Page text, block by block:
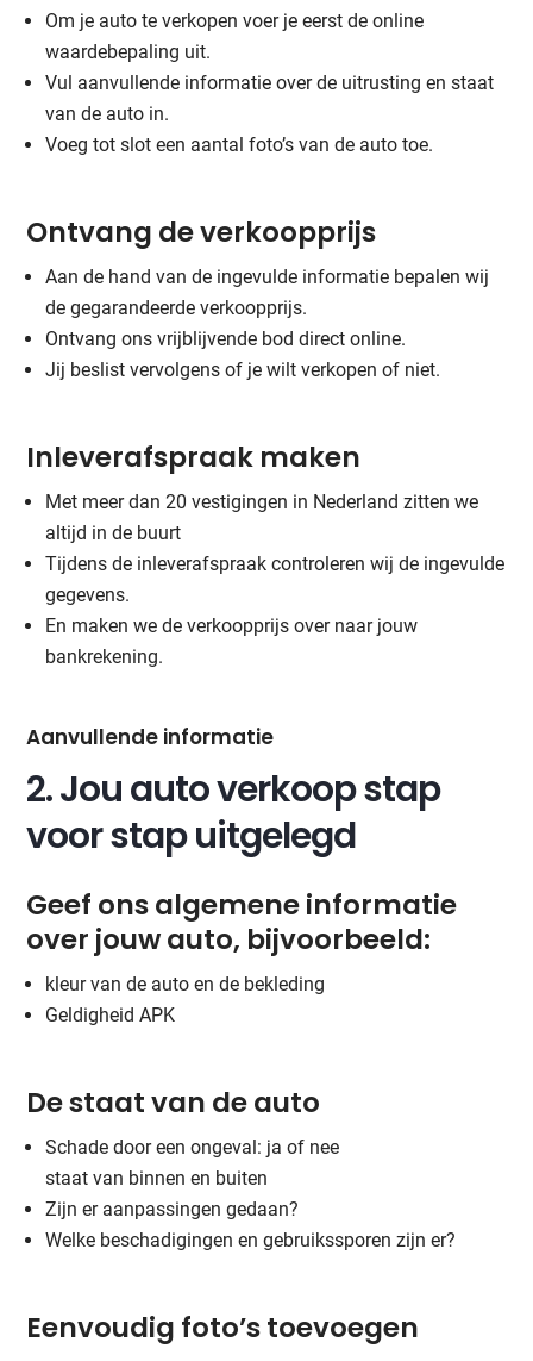
Om je auto te verkopen voer je eerst de online
waardebepaling uit.
Vul aanvullende informatie over de uitrusting en staat
van de auto in.
Voeg tot slot een aantal foto’s van de auto toe.
Ontvang de verkoopprijs
Aan de hand van de ingevulde informatie bepalen wij
de gegarandeerde verkoopprijs.
Ontvang ons vrijblijvende bod direct online.
Jij beslist vervolgens of je wilt verkopen of niet.
Inleverafspraak maken
Met meer dan 20 vestigingen in Nederland zitten we
altijd in de buurt
Tijdens de inleverafspraak controleren wij de ingevulde
gegevens.
En maken we de verkoopprijs over naar jouw
bankrekening.
Aanvullende informatie
2. Jou auto verkoop stap
voor stap uitgelegd
Geef ons algemene informatie
over jouw auto, bijvoorbeeld:
kleur van de auto en de bekleding
Geldigheid APK
De staat van de auto
Schade door een ongeval: ja of nee
staat van binnen en buiten
Zijn er aanpassingen gedaan?
Welke beschadigingen en gebruikssporen zijn er?
Eenvoudig foto’s toevoegen